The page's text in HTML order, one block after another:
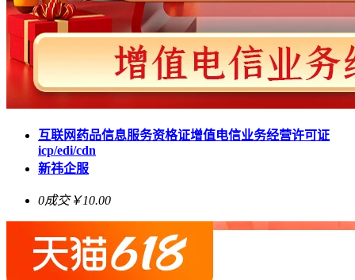
互联网药品信息服务资格证增值电信业务经营许可证
icp/edi/cdn
新祎企服
0成交￥10.00